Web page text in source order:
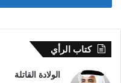
كتاب الرأي
الولادة القاتلة